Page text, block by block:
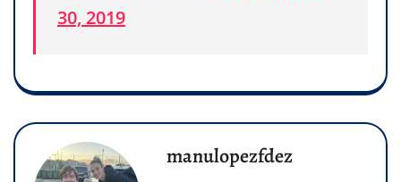
30, 2019
manulopezfdez